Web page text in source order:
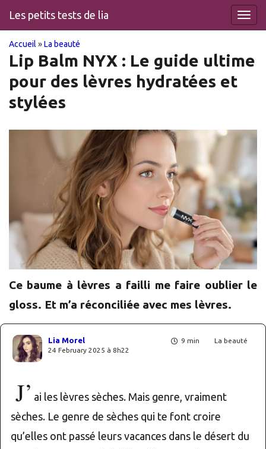
Skip
main
content
Les petits tests de lia
You
are
here
Accueil »La beauté
Lip Balm NYX : Le guide ultime
pour des lèvres hydratées et
stylées
Ce baume à lèvres a failli me faire oublier le
gloss. Et m’a réconciliée avec mes lèvres.
9 min La beauté
Lia Morel
24 February 2025 à 8h22
J’ ai les lèvres sèches. Mais genre, vraiment
sèches. Le genre de sèches qui te font croire
qu’elles ont passé leurs vacances dans le désert du